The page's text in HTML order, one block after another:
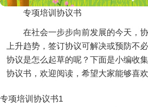
专项培训协议书
在社会一步步向前发展的今天，
上升趋势，签订协议可解决或预防不
协议是怎么起草的呢？下面是小编收
协议书，欢迎阅读，希望大家能够喜欢
专项培训协议书1